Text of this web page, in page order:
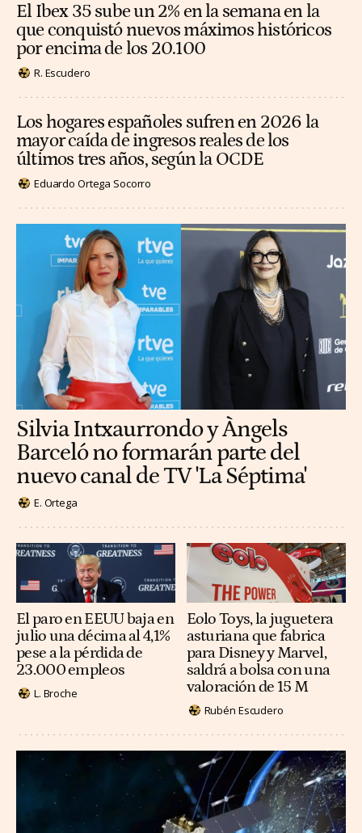
El Ibex 35 sube un 2% en la semana en la
que conquistó nuevos máximos históricos
por encima de los 20.100
R. Escudero
Los hogares españoles sufren en 2026 la
mayor caída de ingresos reales de los
últimos tres años, según la OCDE
Eduardo Ortega Socorro
Silvia Intxaurrondo y Àngels
Barceló no formarán parte del
nuevo canal de TV 'La Séptima'
E. Ortega
El paro en EEUU baja en
julio una décima al 4,1%
pese a la pérdida de
23.000 empleos
L. Broche
Eolo Toys, la juguetera
asturiana que fabrica
para Disney y Marvel,
saldrá a bolsa con una
valoración de 15 M
Rubén Escudero